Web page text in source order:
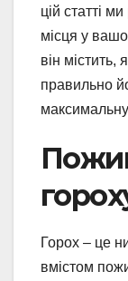
цій статті
місця у
він містить,
правильно
Горох – це
вмістом